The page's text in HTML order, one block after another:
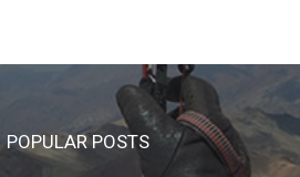
POPULAR POSTS